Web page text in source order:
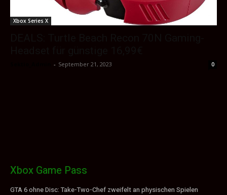
Xbox Series X
- September 21, 2023 0
Xbox Game Pass
GTA 6 ohne Disc: Take-Two-Chef zweifelt an physischen Spielen